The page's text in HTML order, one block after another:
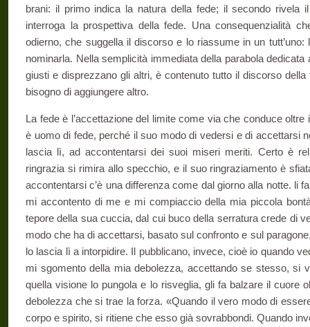
brani: il primo indica la natura della fede; il secondo ri­vela
interroga la prospettiva della fede. Una consequenzialità
odierno, che suggella il discorso e lo riassume in un
nominarla. Nella semplicità imme­diata della parabola
giu­sti e disprezzano gli altri, è contenuto tutto il discorso
bisogno di aggiungere altro.
La fede è l’accettazione del limite come via che conduce
è uomo di fede, perché il suo modo di vedersi e di accettarsi
lascia lì, ad accontentarsi dei suoi miseri meriti. Certo è
ringrazia si rimira allo specchio, e il suo ringraziamento è
accontentarsi c’è una differenza come dal giorno alla notte. li
mi accontento di me e mi compiaccio della mia piccola
tepore della sua cuccia, dal cui buco della serratura crede di
modo che ha di accettarsi, basato sul confronto e sul
lo lascia lì a intor­pidire. Il pubblicano, invece, cioè io quando
mi sgomento della mia debolezza, accettando se stesso, si
quella visione lo pun­gola e lo risveglia, gli fa balzare il cuore
debolezza che si trae la forza. «Quando il vero modo di
corpo e spirito, si ritiene che esso già sovrabbondi. Quando